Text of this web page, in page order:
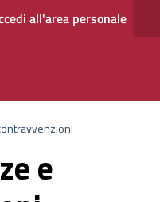
all'area personale
e